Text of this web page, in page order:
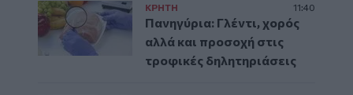
ΚΡΗΤΗ 11:40
Πανηγύρια: Γλέντι, χορός
αλλά και προσοχή στις
τροφικές δηλητηριάσεις